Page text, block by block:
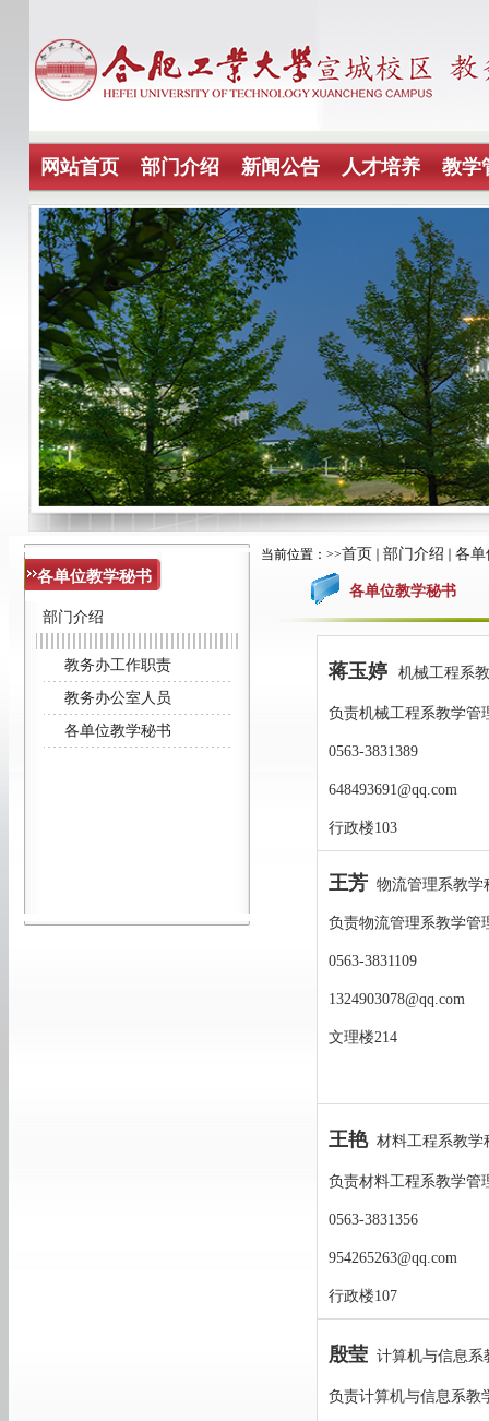
网站首页 部门介绍 新闻公告 人才培养 教学
各单位教学秘书
部门介绍
教务办工作职责
教务办公室人员
各单位教学秘书
当前位置： >>首页 部门介绍 各单
各单位教学秘书
蒋玉婷 机械工程系
负责机械工程系教学管
0563-3831389
648493691@qq.com
行政楼103
王芳 物流管理系教学
负责物流管理系教学管
0563-3831109
1324903078@qq.com
文理楼214
王艳材料工程系教学
负责材料工程系教学管
0563-3831356
954265263@qq.com
行政楼107
殷莹 计算机与信息系
负责计算机与信息系教